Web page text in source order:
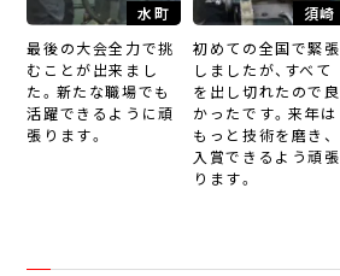
水町
最後の大会全力で挑
むことが出来まし
た。新たな職場でも
活躍できるように頑
張ります。
須崎
初めての全国で緊張
しましたが、すべて
を出し切れたので良
かったです。来年は
もっと技術を磨き、
入賞できるよう頑張
ります。